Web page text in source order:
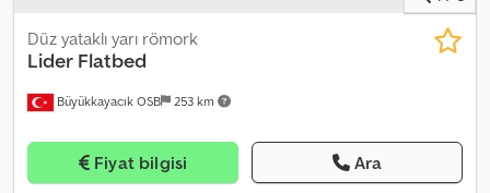
Büyükkayacık OSB 253 km
Düz yataklı yarı römork
Lider Flatbed
Fiyat bilgisi Ara